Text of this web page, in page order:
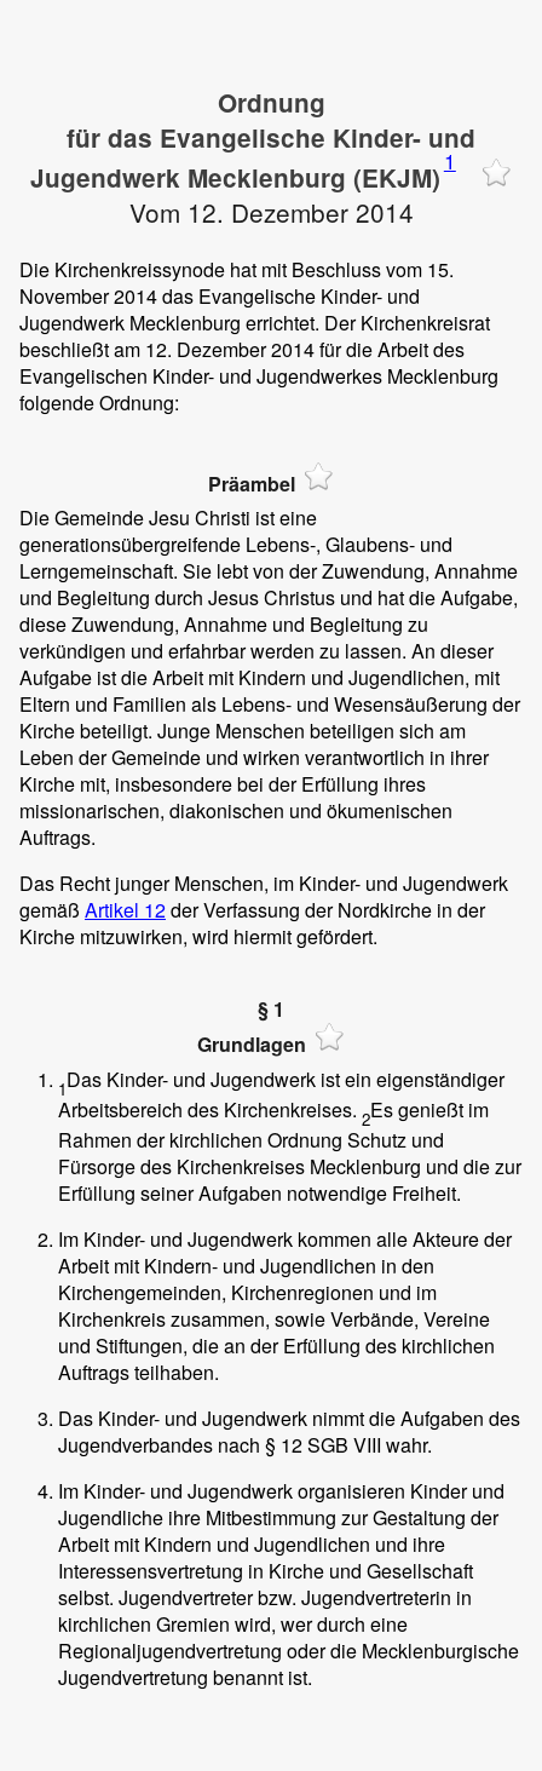
Ordnung
für das Evangelische Kinder- und
Jugendwerk Mecklenburg (EKJM) 1
Vom 12. Dezember 2014
Die Kirchenkreissynode hat mit Beschluss vom 15.
November 2014 das Evangelische Kinder- und
Jugendwerk Mecklenburg errichtet. Der Kirchenkreisrat
beschließt am 12. Dezember 2014 für die Arbeit des
Evangelischen Kinder- und Jugendwerkes Mecklenburg
folgende Ordnung:
Präambel
Die Gemeinde Jesu Christi ist eine
generationsübergreifende Lebens-, Glaubens- und
Lerngemeinschaft. Sie lebt von der Zuwendung, Annahme
und Begleitung durch Jesus Christus und hat die Aufgabe,
diese Zuwendung, Annahme und Begleitung zu
verkündigen und erfahrbar werden zu lassen. An dieser
Aufgabe ist die Arbeit mit Kindern und Jugendlichen, mit
Eltern und Familien als Lebens- und Wesensäußerung der
Kirche beteiligt. Junge Menschen beteiligen sich am
Leben der Gemeinde und wirken verantwortlich in ihrer
Kirche mit, insbesondere bei der Erfüllung ihres
missionarischen, diakonischen und ökumenischen
Auftrags.
Das Recht junger Menschen, im Kinder- und Jugendwerk
gemäß Artikel 12der Verfassung der Nordkirche in der
Kirche mitzuwirken, wird hiermit gefördert.
§ 1
Grundlagen
1Das Kinder- und Jugendwerk ist ein eigenständiger
Arbeitsbereich des Kirchenkreises. 2Es genießt im
Rahmen der kirchlichen Ordnung Schutz und
Fürsorge des Kirchenkreises Mecklenburg und die zur
Erfüllung seiner Aufgaben notwendige Freiheit.
Im Kinder- und Jugendwerk kommen alle Akteure der
Arbeit mit Kindern- und Jugendlichen in den
Kirchengemeinden, Kirchenregionen und im
Kirchenkreis zusammen, sowie Verbände, Vereine
und Stiftungen, die an der Erfüllung des kirchlichen
Auftrags teilhaben.
Das Kinder- und Jugendwerk nimmt die Aufgaben des
Jugendverbandes nach § 12 SGB VIII wahr.
Im Kinder- und Jugendwerk organisieren Kinder und
Jugendliche ihre Mitbestimmung zur Gestaltung der
Arbeit mit Kindern und Jugendlichen und ihre
Interessensvertretung in Kirche und Gesellschaft
selbst. Jugendvertreter bzw. Jugendvertreterin in
kirchlichen Gremien wird, wer durch eine
Regionaljugendvertretung oder die Mecklenburgische
Jugendvertretung benannt ist.